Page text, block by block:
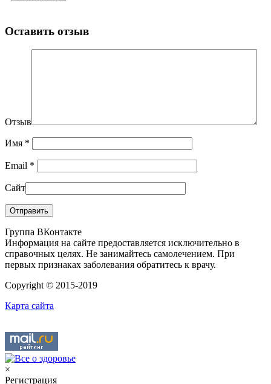
Оставить отзыв
Отзыв
Имя *
Email *
Сайт
Группа ВКонтакте
Информация на сайте предоставляется исключительно в
справочных целях. Не занимайтесь самолечением. При
первых признаках заболевания обратитесь к врачу.
Copyright © 2015-2019
Карта сайта
×
Регистрация